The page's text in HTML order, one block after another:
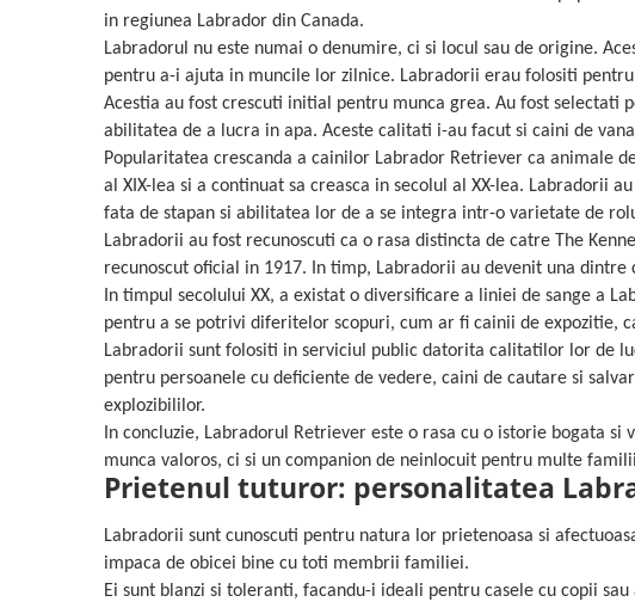
Sampoane si Balsamuri
Servetele Umede
Covorase absorbante
Curatare Ochi
Igiena Catel
Igiena Interior
Perii si descalcitoare caini
Solutii Atractante si repelente
Custi transport - Pisici
Jucarii Pisici
Lese, Hamuri si Zgarzi
Paturi, perne si cosuri pentru pisici
Recompense Delicioase
in regiunea Labrador din Canada.
Labradorul nu este numai o denumire, ci si locul sau de origine.
pentru a-i ajuta in muncile lor zilnice. Labradorii erau folositi
Acestia au fost crescuti initial pentru munca grea. Au fost
abilitatea de a lucra in apa. Aceste calitati i-au facut si caini de
Popularitatea crescanda a cainilor Labrador Retriever ca animale
al XIX-lea si a continuat sa creasca in secolul al XX-lea.
fata de stapan si abilitatea lor de a se integra intr-o varietate de
Labradorii au fost recunoscuti ca o rasa distincta de catre The
recunoscut oficial in 1917. In timp, Labradorii au devenit una
In timpul secolului XX, a existat o diversificare a liniei de sange a
pentru a se potrivi diferitelor scopuri, cum ar fi cainii de expozitie,
Labradorii sunt folositi in serviciul public datorita calitatilor lor de
pentru persoanele cu deficiente de vedere, caini de cautare si
explozibililor.
In concluzie, Labradorul Retriever este o rasa cu o istorie bogata
munca valoros, ci si un companion de neinlocuit pentru multe
Prietenul tuturor: personalitatea
Labradorii sunt cunoscuti pentru natura lor prietenoasa si
impaca de obicei bine cu toti membrii familiei.
Ei sunt blanzi si toleranti, facandu-i ideali pentru casele cu copii